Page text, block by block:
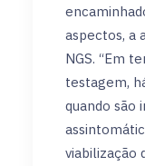
aspectos, a
NGS. “Em
testagem,
quando são
viabilização